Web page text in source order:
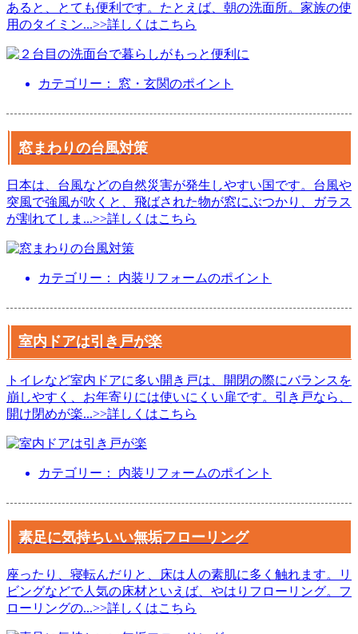
あると、とても便利です。たとえば、朝の洗面所。家族の使
用のタイミン...>>詳しくはこちら
カテゴリー： 窓・玄関のポイント
窓まわりの台風対策
日本は、台風などの自然災害が発生しやすい国です。台風や
突風で強風が吹くと、飛ばされた物が窓にぶつかり、ガラス
が割れてしま ...>>詳しくはこちら
カテゴリー： 内装リフォームのポイント
室内ドアは引き戸が楽
トイレなど室内ドアに多い開き戸は、開閉の際にバランスを
崩しやすく、お年寄りには使いにくい扉です。引き戸なら、
開け閉めが楽...>>詳しくはこちら
カテゴリー： 内装リフォームのポイント
素足に気持ちいい無垢フローリング
座ったり、寝転んだりと、床は人の素肌に多く触れます。リ
ビングなどで人気の床材といえば、やはりフローリング。フ
ローリングの...>>詳しくはこちら